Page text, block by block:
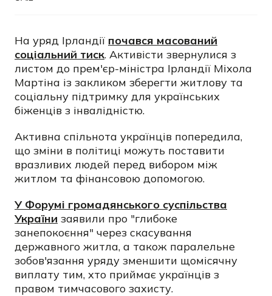
На уряд Ірландії почався масований
соціальний тиск. Активісти звернулися з
листом до прем'єр-міністра Ірландії Міхола
Мартіна із закликом зберегти житлову та
соціальну підтримку для українських
біженців з інвалідністю.
Активна спільнота українців попередила,
що зміни в політиці можуть поставити
вразливих людей перед вибором між
житлом та фінансовою допомогою.
У Форумі громадянського суспільства
України заявили про "глибоке
занепокоєння" через скасування
державного житла, а також паралельне
зобов'язання уряду зменшити щомісячну
виплату тим, хто приймає українців з
правом тимчасового захисту.